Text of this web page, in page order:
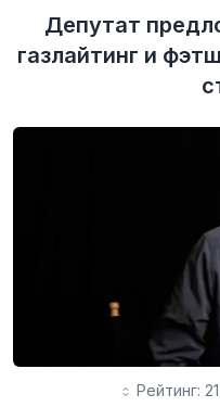
Депутат
газлайтинг и
Рейтинг: 21